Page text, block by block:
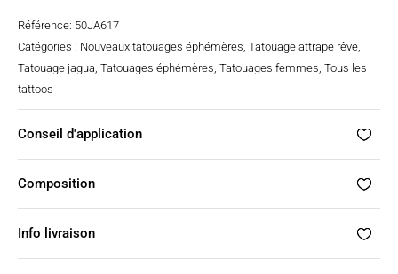
Référence: 50JA617
Catégories : Nouveaux tatouages éphémères, Tatouage attrape rêve,
Tatouage jagua, Tatouages éphémères, Tatouages femmes, Tous les
tattoos
Conseil d'application
Composition
Info livraison